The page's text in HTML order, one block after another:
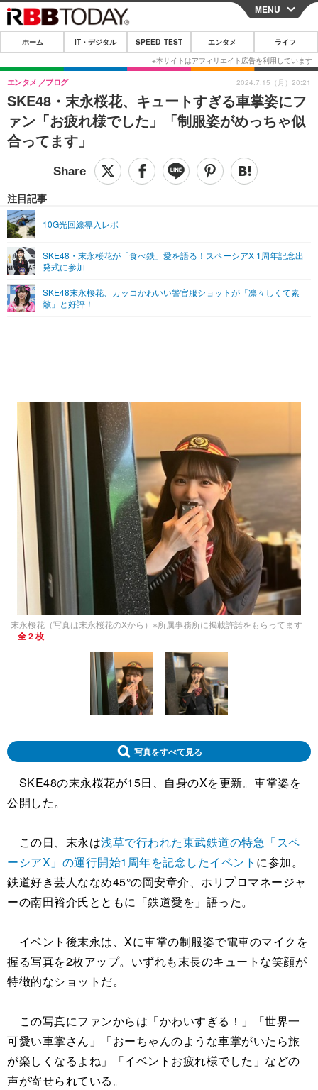
CLOSE
ホーム
IT・デジタル
IT・デジタルTOP スマートフォン
ネタ ガジェット・ツール
ショッピング その他
SPEED TEST
エンタメ
エンタメTOP 映画・ドラマ
音楽
グラビア ブログ
ペット
その他
リリース一覧
プッシュ通知の停止方法
MENU
ホーム IT・デジタル SPEED TEST エンタメ ライフ
SKE48・末永桜花、キュートすぎる車掌姿にフ
ァン「お疲れ様でした」「制服姿がめっちゃ似
合ってます」
エンタメ ブログ
注目記事
10G光回線導入レポ
SKE48・末永桜花が「食べ鉄」愛を語る！スペーシアX 1周年記念出
発式に参加
SKE48末永桜花、カッコかわいい警官服ショットが「凛々しくて素
敵」と好評！
2024.7.15（月）20:21
末永桜花（写真は末永桜花のXから）※所属事務所に掲載許諾をもらってます
全 2 枚
写真をすべて見る
SKE48の末永桜花が15日、自身のXを更新。車掌姿を
公開した。
この日、末永は浅草で行われた東武鉄道の特急「スペ
ーシアX」の運行開始1周年を記念したイベント に参加。
鉄道好き芸人ななめ45°の岡安章介、ホリプロマネージャ
ーの南田裕介氏とともに「鉄道愛を」語った。
イベント後末永は、Xに車掌の制服姿で電車のマイクを
握る写真を2枚アップ。いずれも末長のキュートな笑顔が
特徴的なショットだ。
この写真にファンからは「かわいすぎる！」「世界一
可愛い車掌さん」「おーちゃんのような車掌がいたら旅
が楽しくなるよね」「イベントお疲れ様でした」などの
声が寄せられている。